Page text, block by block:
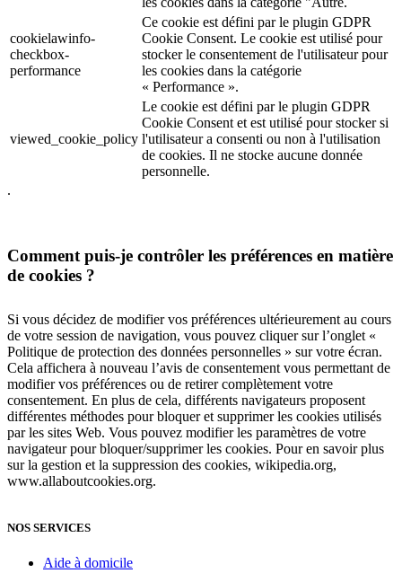
cookielawinfo-
checkbox-
performance
Ce cookie est défini par le plugin GDPR
Cookie Consent. Le cookie est utilisé pour
stocker le consentement de l'utilisateur pour
les cookies dans la catégorie
« Performance ».
viewed_cookie_policy
Le cookie est défini par le plugin GDPR
Cookie Consent et est utilisé pour stocker si
l'utilisateur a consenti ou non à l'utilisation
de cookies. Il ne stocke aucune donnée
personnelle.
.
Comment puis-je contrôler les préférences en matière
de cookies ?
Si vous décidez de modifier vos préférences ultérieurement au cours
de votre session de navigation, vous pouvez cliquer sur l’onglet «
Politique de protection des données personnelles » sur votre écran.
Cela affichera à nouveau l’avis de consentement vous permettant de
modifier vos préférences ou de retirer complètement votre
consentement. En plus de cela, différents navigateurs proposent
différentes méthodes pour bloquer et supprimer les cookies utilisés
par les sites Web. Vous pouvez modifier les paramètres de votre
navigateur pour bloquer/supprimer les cookies. Pour en savoir plus
sur la gestion et la suppression des cookies, wikipedia.org,
www.allaboutcookies.org.
NOS SERVICES
Aide à domicile